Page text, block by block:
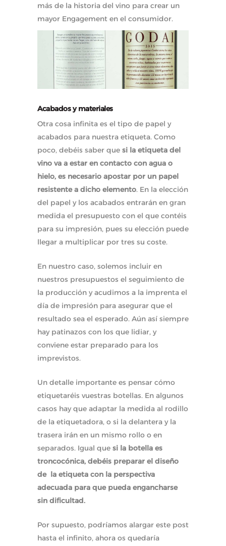
más de la historia del vino para crear un
mayor Engagement en el consumidor.
Acabados y materiales
Otra cosa infinita es el tipo de papel y
acabados para nuestra etiqueta. Como
poco, debéis saber que si la etiqueta del
vino va a estar en contacto con agua o
hielo, es necesario apostar por un papel
resistente a dicho elemento. En la elección
del papel y los acabados entrarán en gran
medida el presupuesto con el que contéis
para su impresión, pues su elección puede
llegar a multiplicar por tres su coste.
En nuestro caso, solemos incluir en
nuestros presupuestos el seguimiento de
la producción y acudimos a la imprenta el
día de impresión para asegurar que el
resultado sea el esperado. Aún así siempre
hay patinazos con los que lidiar, y
conviene estar preparado para los
imprevistos.
Un detalle importante es pensar cómo
etiquetaréis vuestras botellas. En algunos
casos hay que adaptar la medida al rodillo
de la etiquetadora, o si la delantera y la
trasera irán en un mismo rollo o en
separados. Igual que si la botella es
troncocónica, debéis preparar el diseño
de la etiqueta con la perspectiva
adecuada para que pueda engancharse
sin dificultad.
Por supuesto, podríamos alargar este post
hasta el infinito, ahora os quedaría